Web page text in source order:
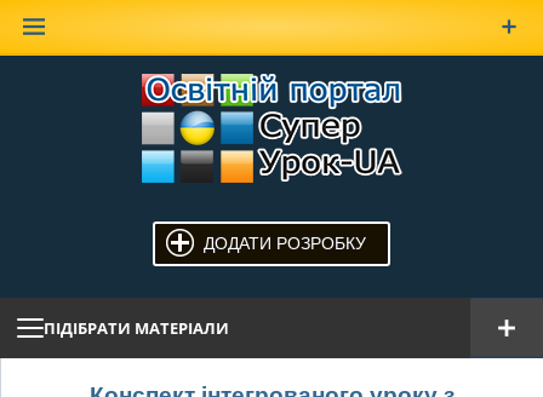
ДОДАТИ РОЗРОБКУ
ПІДІБРАТИ МАТЕРІАЛИ